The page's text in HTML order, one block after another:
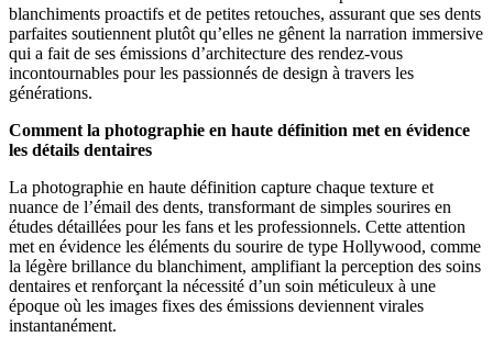
blanchiments proactifs et de petites retouches, assurant que ses dents
parfaites soutiennent plutôt qu’elles ne gênent la narration immersive
qui a fait de ses émissions d’architecture des rendez-vous
incontournables pour les passionnés de design à travers les
générations.
Comment la photographie en haute définition met en évidence
les détails dentaires
La photographie en haute définition capture chaque texture et
nuance de l’émail des dents, transformant de simples sourires en
études détaillées pour les fans et les professionnels. Cette attention
met en évidence les éléments du sourire de type Hollywood, comme
la légère brillance du blanchiment, amplifiant la perception des soins
dentaires et renforçant la nécessité d’un soin méticuleux à une
époque où les images fixes des émissions deviennent virales
instantanément.